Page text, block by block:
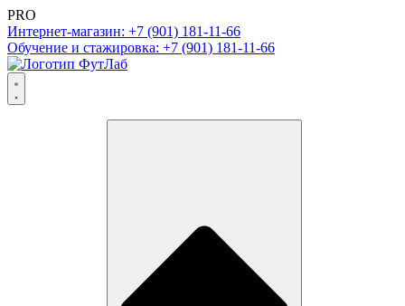
PRO
Интернет-магазин: +7 (901) 181-11-66
Обучение и стажировка: +7 (901) 181-11-66